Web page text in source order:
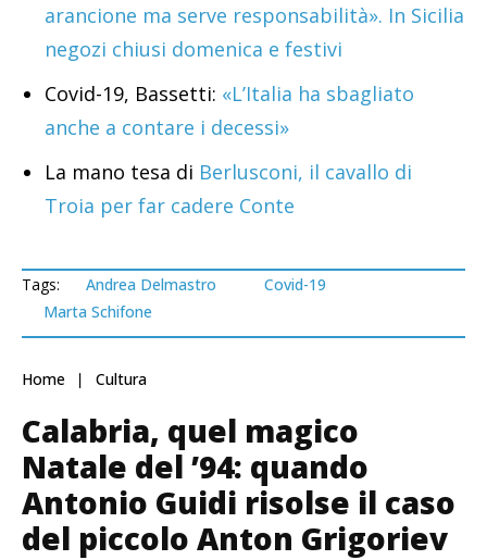
arancione ma serve responsabilità». In Sicilia
negozi chiusi domenica e festivi
Covid-19, Bassetti: «L’Italia ha sbagliato
anche a contare i decessi»
La mano tesa di Berlusconi, il cavallo di
Troia per far cadere Conte
Tags: Andrea Delmastro
Covid-19
Marta Schifone
Home Cultura
Calabria, quel magico
Natale del ’94: quando
Antonio Guidi risolse il caso
del piccolo Anton Grigoriev